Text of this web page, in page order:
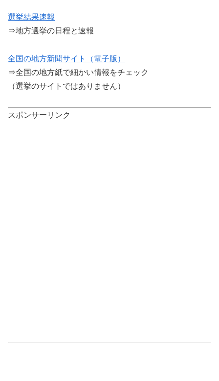
選挙結果速報
⇒地方選挙の日程と速報
全国の地方新聞サイト（電子版）
⇒全国の地方紙で細かい情報をチェック
（選挙のサイトではありません）
スポンサーリンク